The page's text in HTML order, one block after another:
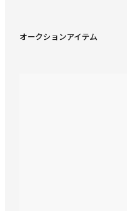
オークションアイテム